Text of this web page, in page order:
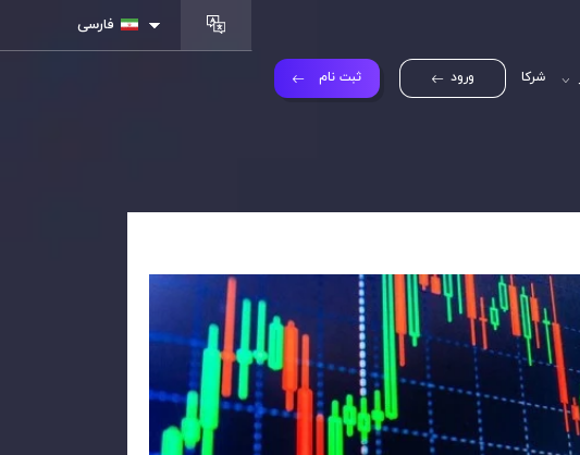
شرکا ورود ثبت نام
فارسی